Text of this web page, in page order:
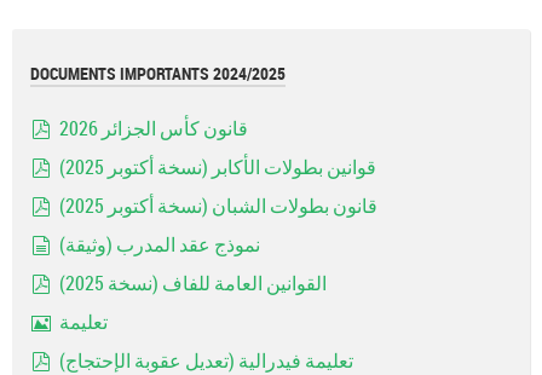
DOCUMENTS IMPORTANTS 2024/2025
قانون كأس الجزائر 2026
قوانين بطولات الأكابر (نسخة أكتوبر 2025)
قانون بطولات الشبان (نسخة أكتوبر 2025)
نموذج عقد المدرب (وثيقة)
القوانين العامة للفاف (نسخة 2025)
تعليمة
تعليمة فيدرالية (تعديل عقوبة الإحتجاج)